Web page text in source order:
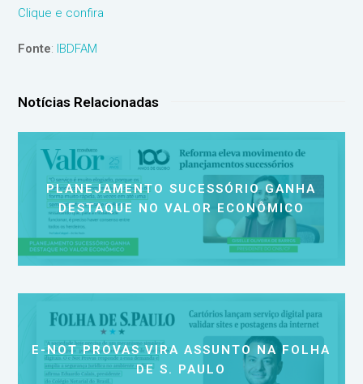
Clique e confira
Fonte: IBDFAM
Notícias Relacionadas
PLANEJAMENTO SUCESSÓRIO GANHA
DESTAQUE NO VALOR ECONÔMICO
E-NOT PROVAS VIRA ASSUNTO NA FOLHA
DE S. PAULO